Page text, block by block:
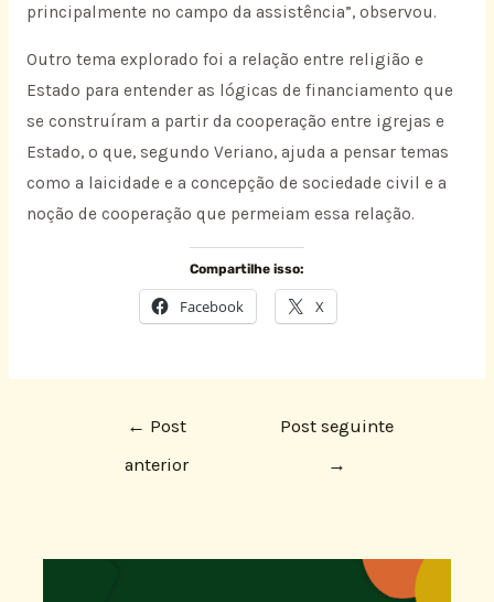
principalmente no campo da assistência”, observou.
Outro tema explorado foi a relação entre religião e
Estado para entender as lógicas de financiamento que
se construíram a partir da cooperação entre igrejas e
Estado, o que, segundo Veriano, ajuda a pensar temas
como a laicidade e a concepção de sociedade civil e a
noção de cooperação que permeiam essa relação.
Compartilhe isso:
Facebook X
← Post
anterior
Post seguinte
→